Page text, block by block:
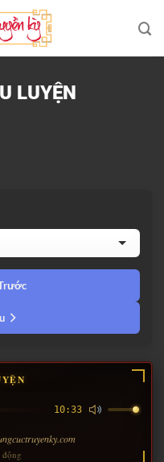
LUYỆN
10:33